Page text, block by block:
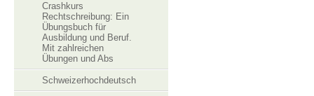
Crashkurs
Rechtschreibung: Ein
Übungsbuch für
Ausbildung und Beruf.
Mit zahlreichen
Übungen und Abs
Schweizerhochdeutsch